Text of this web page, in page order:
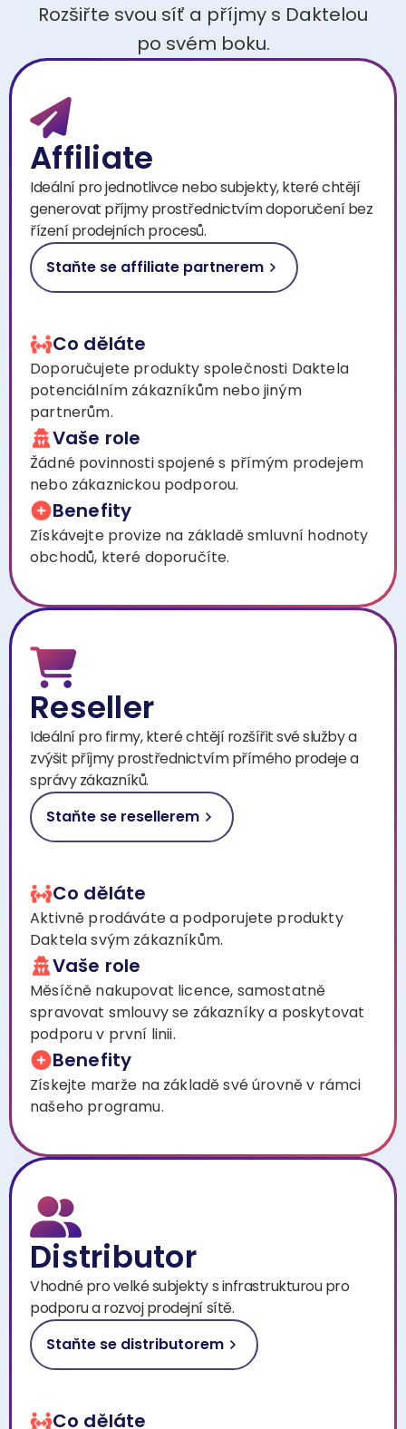
Rozšiřte svou síť a příjmy s Daktelou
po svém boku.
Affiliate
Ideální pro jednotlivce nebo subjekty, které chtějí
generovat příjmy prostřednictvím doporučení bez
řízení prodejních procesů.
Staňte se affiliate partnerem
Co děláte
Doporučujete produkty společnosti Daktela
potenciálním zákazníkům nebo jiným
partnerům.
Vaše role
Žádné povinnosti spojené s přímým prodejem
nebo zákaznickou podporou.
Benefity
Získávejte provize na základě smluvní hodnoty
obchodů, které doporučíte.
Reseller
Ideální pro firmy, které chtějí rozšířit své služby a
zvýšit příjmy prostřednictvím přímého prodeje a
správy zákazníků.
Staňte se resellerem
Co děláte
Aktivně prodáváte a podporujete produkty
Daktela svým zákazníkům.
Vaše role
Měsíčně nakupovat licence, samostatně
spravovat smlouvy se zákazníky a poskytovat
podporu v první linii.
Benefity
Získejte marže na základě své úrovně v rámci
našeho programu.
Distributor
Vhodné pro velké subjekty s infrastrukturou pro
podporu a rozvoj prodejní sítě.
Staňte se distributorem
Co děláte